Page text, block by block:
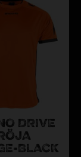
DRIVE
BLACK